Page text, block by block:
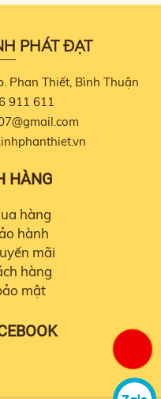
PHÁT ĐẠT
Phan Thiết, Bình Thuận
911 611
HÀNG
hàng
hành
mãi
hàng
mật